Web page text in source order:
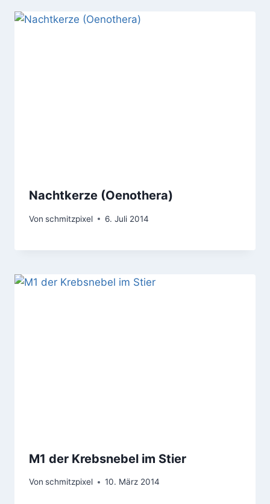
Nachtkerze (Oenothera)
Von schmitzpixel 6. Juli 2014
M1 der Krebsnebel im Stier
Von schmitzpixel 10. März 2014